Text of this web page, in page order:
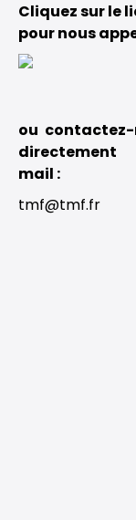
Cliquez sur le
pour nous
ou
mail :
tmf@tmf.fr